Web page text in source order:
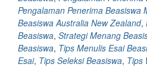
Pengalaman Penerima Beasiswa
Beasiswa Australia New Zealand,
Beasiswa, Strategi Menang
Beasiswa, Tips Menulis Esai
Esai, Tips Seleksi Beasiswa, Tips